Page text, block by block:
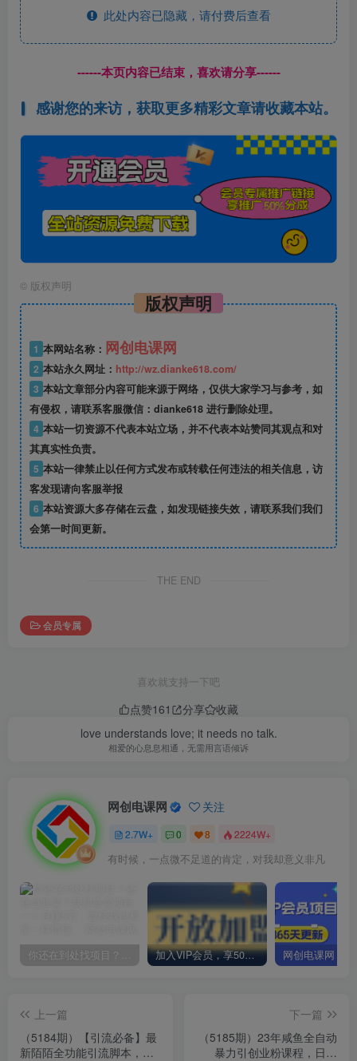
此处内容已隐藏，请付费后查看
------本页内容已结束，喜欢请分享------
感谢您的来访，获取更多精彩文章请收藏本站。
© 版权声明
版权声明
1 本网站名称： 网创电课网
2 本站永久网址： http://wz.dianke618.com/
3 本站文章部分内容可能来源于网络，仅供大家学习与参考，如
有侵权，请联系客服微信：dianke618 进行删除处理。
4 本站一切资源不代表本站立场，并不代表本站赞同其观点和对
其真实性负责。
5 本站一律禁止以任何方式发布或转载任何违法的相关信息，访
客发现请向客服举报
6 本站资源大多存储在云盘，如发现链接失效，请联系我们我们
会第一时间更新。
THE END
会员专属
喜欢就支持一下吧
点赞161 分享
收藏
love understands love; it needs no talk.
相爱的心息息相通，无需用言语倾诉
网创电课网 关注
2.7W+ 0 8 2224W+
有时候，一点微不足道的肯定，对我却意义非凡
加入VIP会员，享50%的推广提成，免费学习多种网上创业课程，菜鸟秒变大神！
上一篇
（5184期）【引流必备】最
新陌陌全功能引流脚本，解
下一篇
（5185期）23年咸鱼全自动
暴力引创业粉课程，日引